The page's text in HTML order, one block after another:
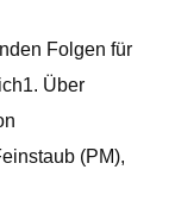
Folgen für
Über
(PM),